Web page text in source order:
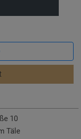
10
Täle